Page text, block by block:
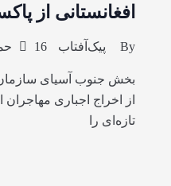
افغانستانی از
By پیک‌آفتاب 16 حمل 1404
بخش جنوب آسیای
از اخراج اجباری مهاجران
تازه‌ای را